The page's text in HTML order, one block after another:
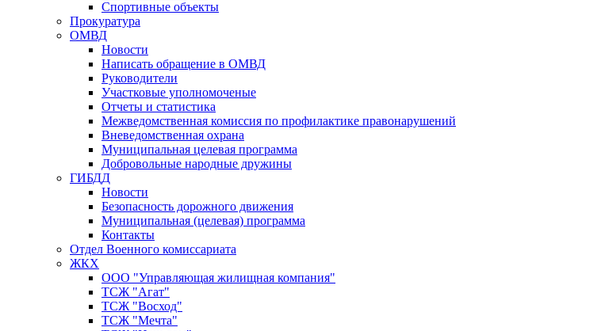
Спортивные объекты
Прокуратура
ОМВД
Новости
Написать обращение в ОМВД
Руководители
Участковые уполномоченые
Отчеты и статистика
Межведомственная комиссия по профилактике правонарушений
Вневедомственная охрана
Муниципальная целевая программа
Добровольные народные дружины
ГИБДД
Новости
Безопасность дорожного движения
Муниципальная (целевая) программа
Контакты
Отдел Военного комиссариата
ЖКХ
ООО "Управляющая жилищная компания"
ТСЖ "Агат"
ТСЖ "Восход"
ТСЖ "Мечта"